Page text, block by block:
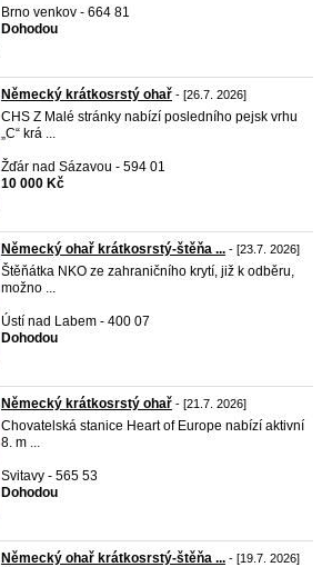
Brno venkov - 664 81
Dohodou
Německý krátkosrstý ohař - [26.7. 2026]
CHS Z Malé stránky nabízí posledního pejsk vrhu
„C“ krá ...
Žďár nad Sázavou - 594 01
10 000 Kč
Německý ohař krátkosrstý-štěňa ... - [23.7. 2026]
Štěňátka NKO ze zahraničního krytí, již k odběru,
možno ...
Ústí nad Labem - 400 07
Dohodou
Německý krátkosrstý ohař - [21.7. 2026]
Chovatelská stanice Heart of Europe nabízí aktivní
8. m ...
Svitavy - 565 53
Dohodou
Německý ohař krátkosrstý-štěňa ... - [19.7. 2026]